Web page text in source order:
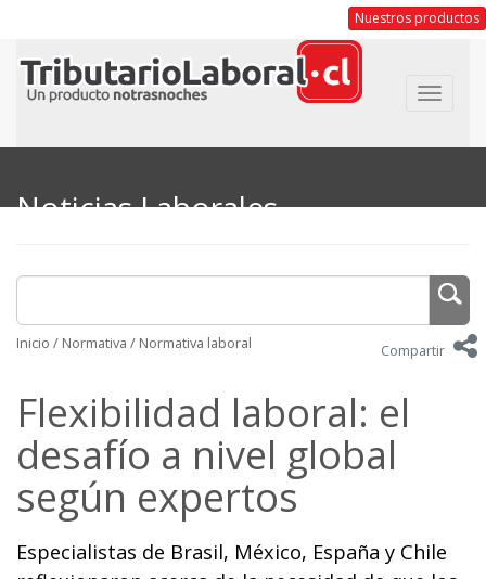
Nuestros productos
Toggle
Noticias Laborales
Inicio / Normativa / Normativa laboral Compartir
Flexibilidad laboral: el
desafío a nivel global
según expertos
Especialistas de Brasil, México, España y Chile